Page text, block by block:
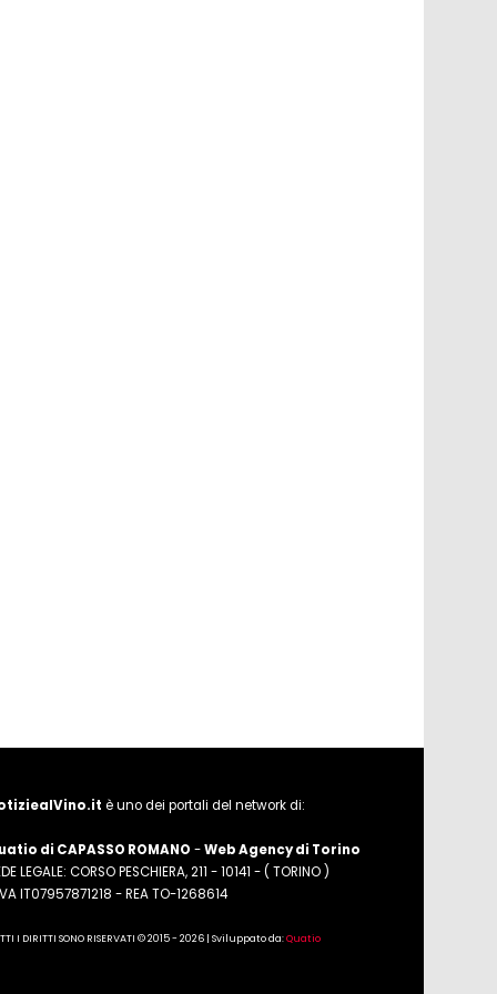
è uno dei portali del network di:
di CAPASSO ROMANO -Web Agency di Torino
LEGALE: CORSO PESCHIERA, 211 - 10141 - ( TORINO )
IT07957871218 - REA TO-1268614
I DIRITTI SONO RISERVATI © 2015 - 2026 | Sviluppato da:Quatio